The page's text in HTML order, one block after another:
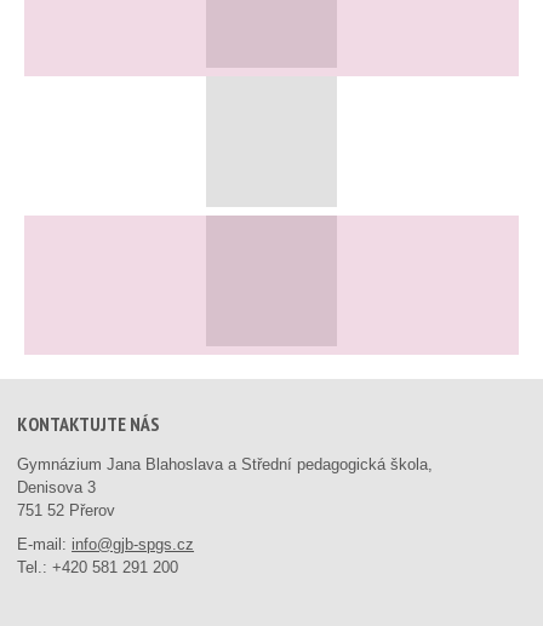
KONTAKTUJTE NÁS
Gymnázium Jana Blahoslava a Střední pedagogická škola,
Denisova 3
751 52 Přerov
E-mail: info@gjb-spgs.cz
Tel.:+420 581 291 200